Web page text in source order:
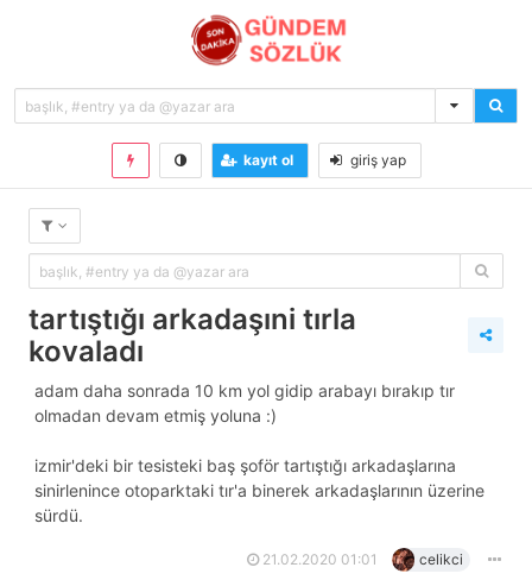
kayıt ol giriş yap
tartıştığı arkadaşıni tırla
kovaladı
adam daha sonrada 10 km yol gidip arabayı bırakıp tır
olmadan devam etmiş yoluna :)
i̇zmir'deki bir tesisteki baş şoför tartıştığı arkadaşlarına
sinirlenince otoparktaki tir'a binerek arkadaşlarının üzerine
sürdü.
21.02.2020 01:01 celikci